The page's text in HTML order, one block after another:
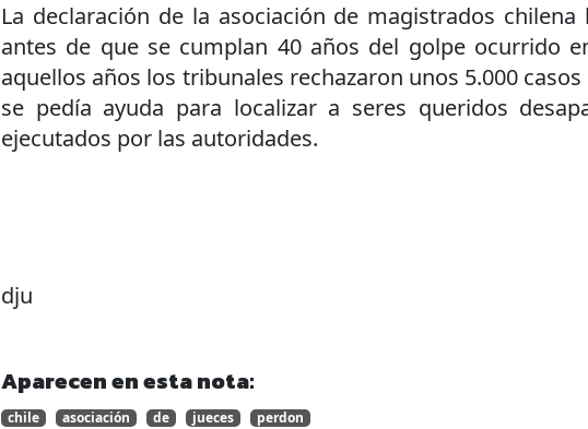
La declaración de la asociación de magistrados chilena
antes de que se cumplan 40 años del golpe ocurrido
aquellos años los tribunales rechazaron unos 5.000
se pedía ayuda para localizar a seres queridos
ejecutados por las autoridades.
dju
Aparecen en esta nota:
chile asociación de jueces perdon